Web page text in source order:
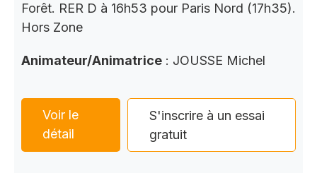
Forêt. RER D à 16h53 pour Paris Nord (17h35).
Hors Zone
Animateur/Animatrice : JOUSSE Michel
Voir le
détail
S'inscrire à un essai
gratuit